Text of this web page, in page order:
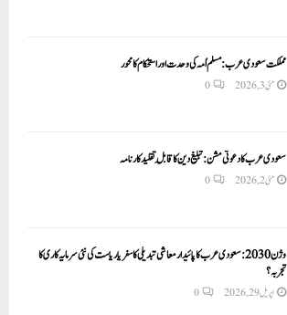
مملکت سعودی عرب: مسلم اُمہ کی وحدت اور استحکام کا محور
مئی 3, 2026 0
سعودی عرب کا دعوتی مشن: تبلیغ دین کا قابلِ تقلید کارنامہ
مئی 2, 2026 0
وژن 2030:سعودی عرب کا پائیدار معاشی تبدیلی کا سفر یا ریاست کی نئی سرمایہ کاری کا
تجربہ؟
اپریل 29, 2026 0